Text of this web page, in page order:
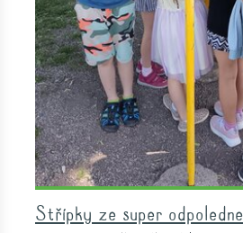
Střípky ze super odpoledne